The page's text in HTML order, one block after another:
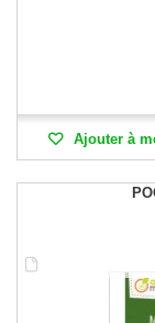
Ajouter à